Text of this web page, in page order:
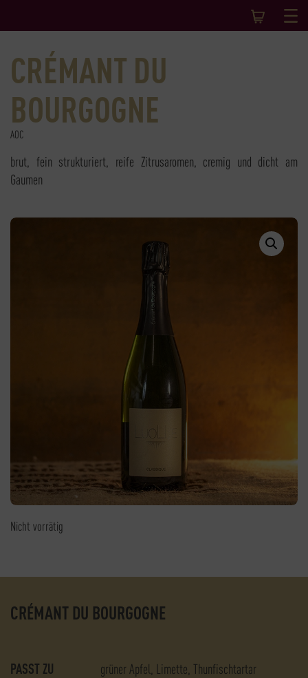
CRÉMANT DU
BOURGOGNE
AOC
brut, fein strukturiert, reife Zitrusaromen, cremig und dicht am
Gaumen
Nicht vorrätig
CRÉMANT DU BOURGOGNE
PASST ZU grüner Apfel Limette Thunfischtartar